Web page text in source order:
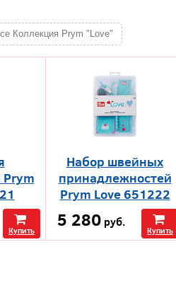
Коллекция Prym "Love"
Купить
Набор швейных
принадлежностей
Prym Love 651222
5 280 руб.
Купить